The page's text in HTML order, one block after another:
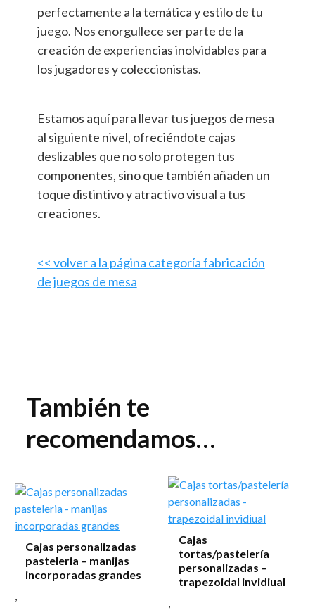
perfectamente a la temática y estilo de tu
juego. Nos enorgullece ser parte de la
creación de experiencias inolvidables para
los jugadores y coleccionistas.
Estamos aquí para llevar tus juegos de mesa
al siguiente nivel, ofreciéndote cajas
deslizables que no solo protegen tus
componentes, sino que también añaden un
toque distintivo y atractivo visual a tus
creaciones.
<< volver a la página categoría fabricación
de juegos de mesa
También te
recomendamos…
Cajas personalizadas
pasteleria – manijas
incorporadas grandes
,
Cajas
tortas/pastelería
personalizadas –
trapezoidal invidiual
,